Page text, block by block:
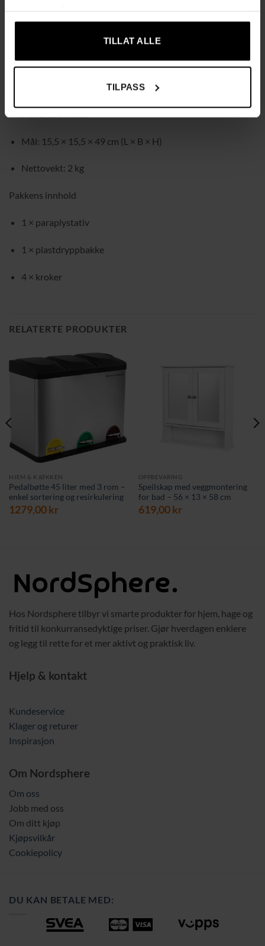
TILLAT ALLE
TILPASS
Spesifikasjoner
Mål: 15,5 × 15,5 × 49 cm (L × B × H)
Nettovekt: 2 kg
Pakkens innhold
1 × paraplystativ
1 × plastdryppbakke
4 × kroker
RELATERTE PRODUKTER
HJEM & KJØKKEN
Pedalbøtte 45 liter med 3 rom –
enkel sortering og resirkulering
1279,00kr
OPPBEVARING
Speilskap med veggmontering
for bad – 56 × 13 × 58 cm
619,00kr
Hos Nordsphere tilbyr vi smarte produkter for hjem, hage og
fritid til konkurransedyktige priser. Gjør hverdagen enklere
og legg til rette for et mer aktivt og praktisk liv.
Hjelp & kontakt
Kundeservice
Klager og returer
Inspirasjon
Om Nordsphere
Om oss
Jobb med oss
Om ditt kjøp
Kjøpsvilkår
Cookiepolicy
DU KAN BETALE MED: